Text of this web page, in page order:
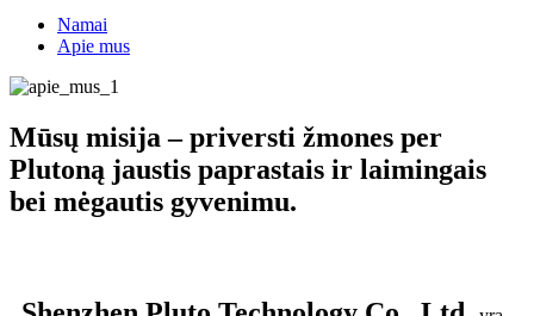
Namai
Apie mus
Mūsų misija – priversti žmones per
Plutoną jaustis paprastais ir laimingais
bei mėgautis gyvenimu.